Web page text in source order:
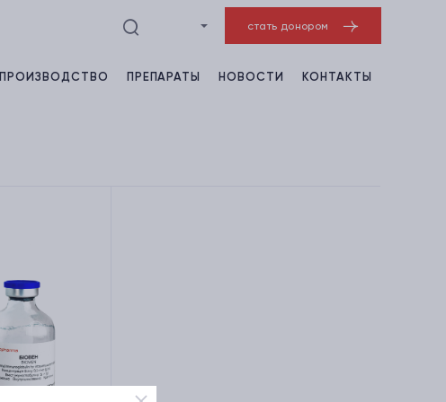
стать донором
ПРОИЗВОДСТВО ПРЕПАРАТЫ НОВОСТИ КОНТАКТЫ